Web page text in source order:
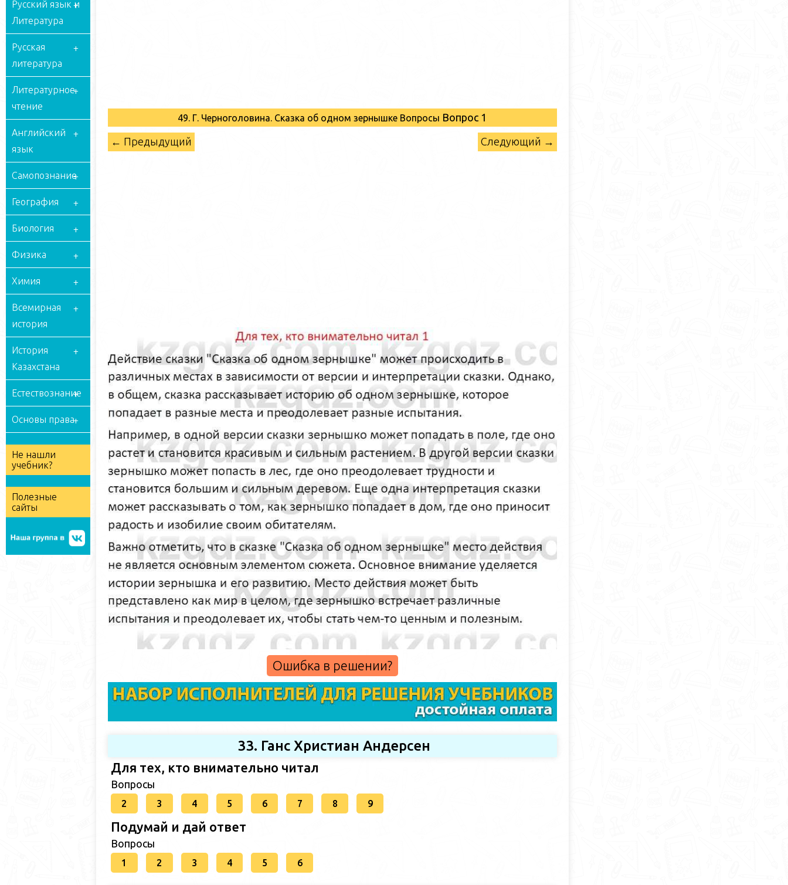
Русский язык и
Литература
Русская
литература
Литературное
чтение
Английский
язык
Самопознание
География
Биология
Физика
Химия
Всемирная
история
История
Казахстана
Естествознание
Основы права
Не нашли
учебник?
Полезные
сайты
49. Г. Черноголовина. Сказка об одном зернышке Вопросы Вопрос 1
← Предыдущий Следующий →
Ошибка в решении?
33. Ганс Христиан Андерсен
Для тех, кто внимательно читал
Вопросы
2 3 4 5 6 7 8 9
Подумай и дай ответ
Вопросы
1 2 3 4 5 6